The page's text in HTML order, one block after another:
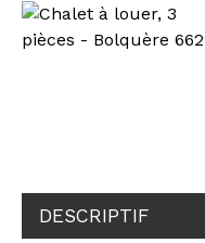
DESCRIPTIF